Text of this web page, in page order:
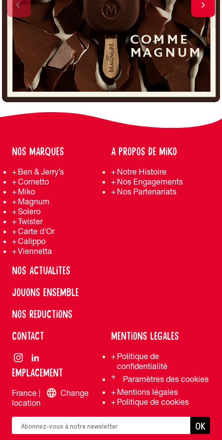
NOS MARQUES
Ben & Jerry’s
Cornetto
Miko
Magnum
Solero
Twister
Carte d'Or
Calippo
Viennetta
A PROPOS DE MIKO
Notre Histoire
Nos Engagements
Nos Partenariats
NOS ACTUALITES
JOUONS ENSEMBLE
NOS REDUCTIONS
MENTIONS LEGALES
Politique de
confidentialité
Paramètres des cookies
Mentions légales
Politique de cookies
CONTACT
EMPLACEMENT
France |
Change
location
OK